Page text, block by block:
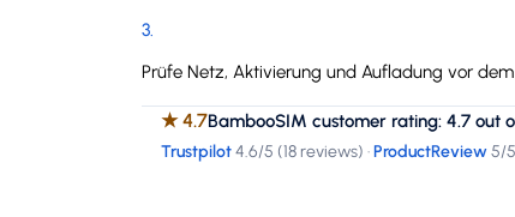
3.
Prüfe Netz, Aktivierung und Aufladung vor
★4.7BambooSIM customer rating: 4.7 out
Trustpilot4.6/5 (18 reviews) ·ProductReview5/